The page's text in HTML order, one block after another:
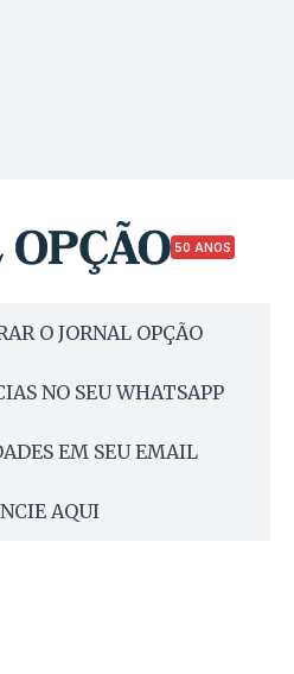
50 ANOS
O JORNAL OPÇÃO
NO SEU WHATSAPP
EM SEU EMAIL
AQUI